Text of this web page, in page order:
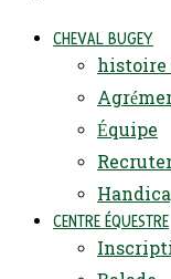
CHEVAL BUGEY
Équipe
CENTRE ÉQUESTRE